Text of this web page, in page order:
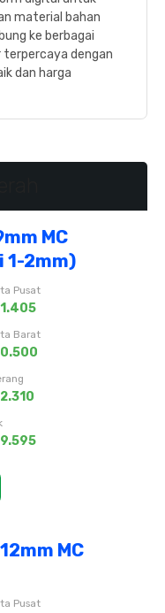
material bahan
ke berbagai
dengan
dan harga
MC
1-2mm)
Pusat
Barat
MC
Pusat